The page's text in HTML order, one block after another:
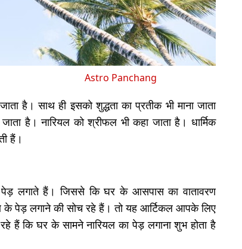
Astro Panchang
है। साथ ही इसको शुद्धता का प्रतीक भी माना जाता
है। नारियल को श्रीफल भी कहा जाता है। धार्मिक
हैं।
लगाते हैं। जिससे कि घर के आसपास का वातावरण
पेड़ लगाने की सोच रहे हैं। तो यह आर्टिकल आपके लिए
कि घर के सामने नारियल का पेड़ लगाना शुभ होता है